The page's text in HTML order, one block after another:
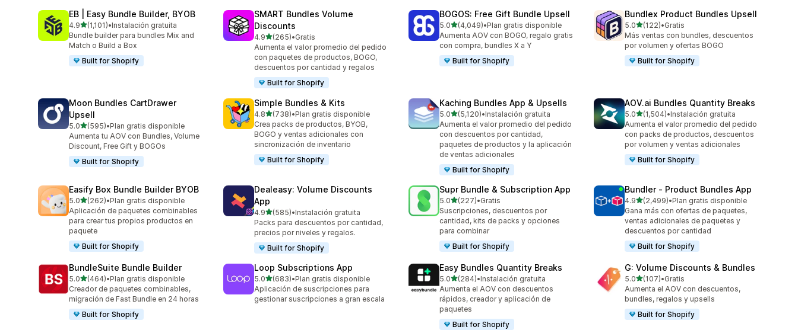
EB | Easy Bundle Builder, BYOB
4.9de 5 estrellas
(1,101)
1101 reseñas en total
•Instalación gratuita
Bundle builder para bundles Mix and
Match o Build a Box
Built for Shopify
SMART Bundles Volume
Discounts
4.9de 5 estrellas
(265)
265 reseñas en total
•Gratis
Aumenta el valor promedio del pedido
con paquetes de productos, BOGO,
descuentos por cantidad y regalos
Built for Shopify
BOGOS: Free Gift Bundle Upsell
5.0de 5 estrellas
(4,049)
4049 reseñas en total
•Plan gratis disponible
Aumenta AOV con BOGO, regalo gratis
con compra, bundles X a Y
Built for Shopify
Bundlex Product Bundles Upsell
5.0de 5 estrellas
(122)
122 reseñas en total
•Gratis
Más ventas con bundles, descuentos
por volumen y ofertas BOGO
Built for Shopify
Moon Bundles CartDrawer
Upsell
5.0de 5 estrellas
(595)
595 reseñas en total
•Plan gratis disponible
Aumenta tu AOV con Bundles, Volume
Discount, Free Gift y BOGOs
Built for Shopify
Simple Bundles & Kits
4.8de 5 estrellas
(738)
738 reseñas en total
•Plan gratis disponible
Crea packs de productos, BYOB,
BOGO y ventas adicionales con
sincronización de inventario
Built for Shopify
Kaching Bundles App & Upsells
5.0de 5 estrellas
(5,120)
5120 reseñas en total
•Instalación gratuita
Aumenta el valor promedio del pedido
con descuentos por cantidad,
paquetes de productos y la aplicación
de ventas adicionales
Built for Shopify
AOV.ai Bundles Quantity Breaks
5.0de 5 estrellas
(1,504)
1504 reseñas en total
•Instalación gratuita
Aumenta el valor promedio del pedido
con packs de productos, descuentos
por volumen y ventas adicionales
Built for Shopify
Easify Box Bundle Builder BYOB
5.0de 5 estrellas
(262)
262 reseñas en total
•Plan gratis disponible
Aplicación de paquetes combinables
para crear tus propios productos en
paquete
Built for Shopify
Dealeasy: Volume Discounts
App
4.9de 5 estrellas
(585)
585 reseñas en total
•Instalación gratuita
Packs para descuentos por cantidad,
precios por niveles y regalos.
Built for Shopify
Supr Bundle & Subscription App
5.0de 5 estrellas
(227)
227 reseñas en total
•Gratis
Suscripciones, descuentos por
cantidad, kits de packs y opciones
para combinar
Built for Shopify
Bundler ‑ Product Bundles App
4.9de 5 estrellas
(2,499)
2499 reseñas en total
•Plan gratis disponible
Gana más con ofertas de paquetes,
ventas adicionales de paquetes y
descuentos por cantidad
Built for Shopify
BundleSuite Bundle Builder
5.0de 5 estrellas
(464)
464 reseñas en total
•Plan gratis disponible
Creador de paquetes combinables,
migración de Fast Bundle en 24 horas
Built for Shopify
Loop Subscriptions App
5.0de 5 estrellas
(683)
683 reseñas en total
•Plan gratis disponible
Aplicación de suscripciones para
gestionar suscripciones a gran escala
Easy Bundles Quantity Breaks
5.0de 5 estrellas
(284)
284 reseñas en total
•Instalación gratuita
Aumenta el AOV con descuentos
rápidos, creador y aplicación de
paquetes
Built for Shopify
G: Volume Discounts & Bundles
5.0de 5 estrellas
(107)
107 reseñas en total
•Gratis
Aumenta el AOV con descuentos,
bundles, regalos y upsells
Built for Shopify